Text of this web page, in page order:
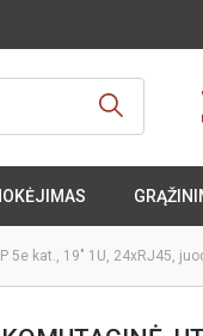
5e kat., 19" 1U, 24xRJ45,